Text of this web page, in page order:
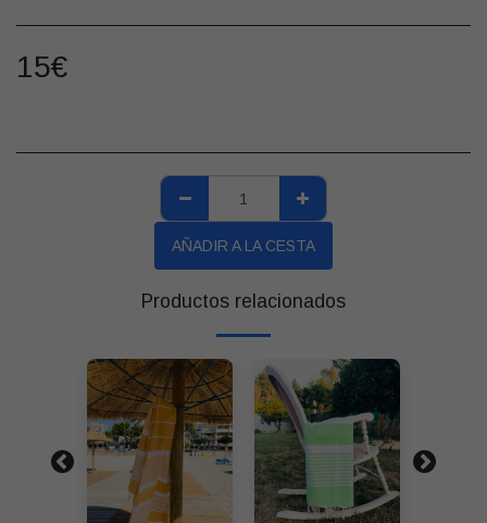
15€
AÑADIR A LA CESTA
Productos relacionados